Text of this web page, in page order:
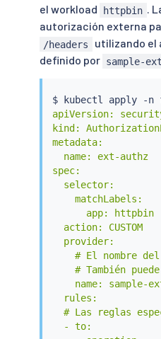
el workload
httpbin .
autorización externa
/headers
utilizando el
definido por sample-
$ kubectl apply -
apiVersion:
kind:
metadata:
  name: ext-authz
spec:
  selector:
    matchLabels:
      app: httpbin
  action: CUSTOM
  provider:
# El nombre
# También
name: sample-
  rules:
# Las reglas
  - to: